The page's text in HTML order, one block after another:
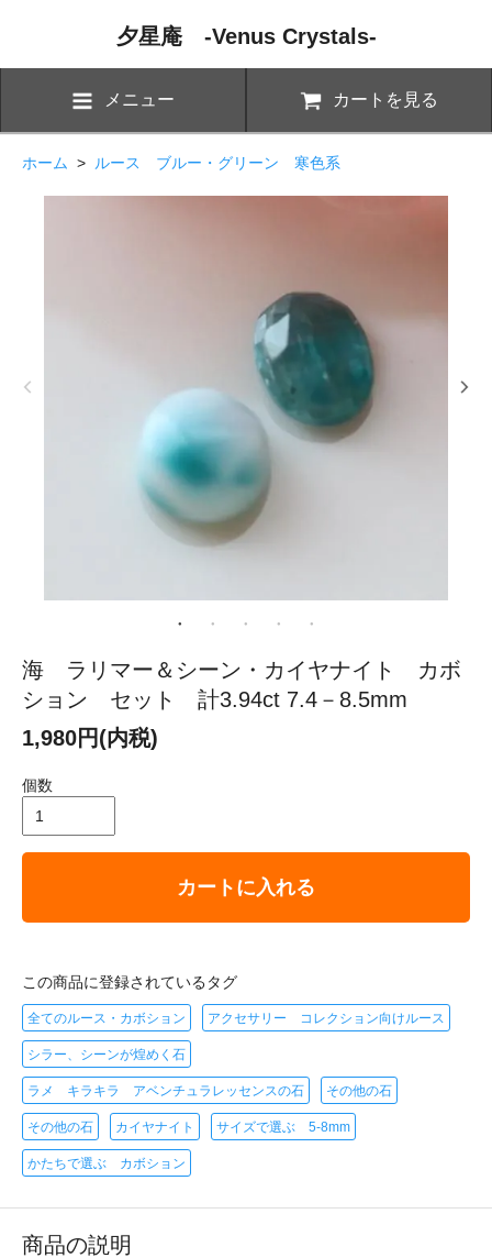
夕星庵 -Venus Crystals-
メニュー カートを見る
ホーム > ルース ブルー・グリーン 寒色系
海 ラリマー＆シーン・カイヤナイト カボ
ション セット 計3.94ct 7.4－8.5mm
1,980円(内税)
個数
カートに入れる
この商品に登録されているタグ
全てのルース・カボション アクセサリー コレクション向けルース
シラー、シーンが煌めく石
ラメ キラキラ アベンチュラレッセンスの石 その他の石
その他の石 カイヤナイト サイズで選ぶ 5-8mm
かたちで選ぶ カボション
商品の説明